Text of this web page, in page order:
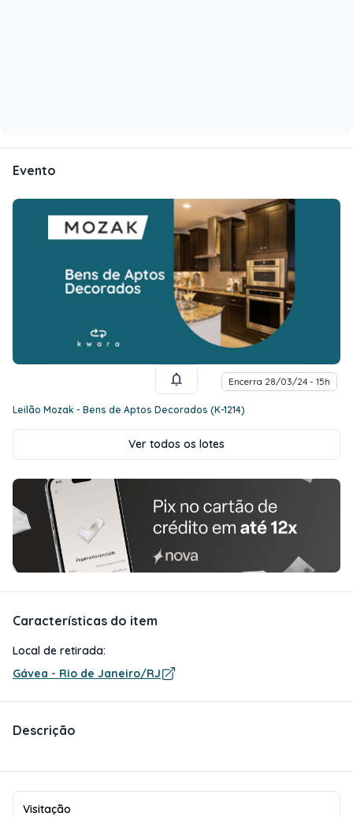
Evento
Encerra 28/03/24 - 15h
Leilão Mozak - Bens de Aptos Decorados (K-1214)
Ver todos os lotes
Características do item
Local de retirada:
Gávea - Rio de Janeiro/RJ
Descrição
Visitação